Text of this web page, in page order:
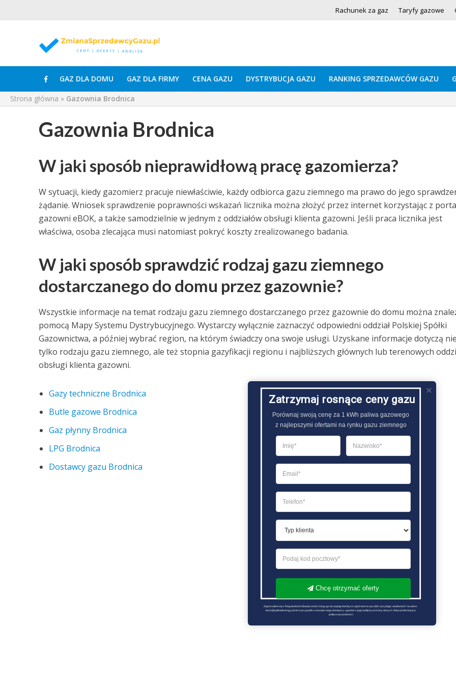
Rachunek za gaz Taryfy gazowe
GAZ DLA DOMU GAZ DLA FIRMY CENA GAZU DYSTRYBUCJA GAZU RANKING SPRZEDAWCÓW GAZU
Strona główna » Gazownia Brodnica
Gazownia Brodnica
W jaki sposób nieprawidłową pracę gazomierza?
W sytuacji, kiedy gazomierz pracuje niewłaściwie, każdy odbiorca gazu ziemnego ma prawo do jego
żądanie. Wniosek sprawdzenie poprawności wskazań licznika można złożyć przez internet korzystając z
gazowni eBOK, a także samodzielnie w jednym z oddziałów obsługi klienta gazowni. Jeśli praca licznika jest
właściwa, osoba zlecająca musi natomiast pokryć koszty zrealizowanego badania.
W jaki sposób sprawdzić rodzaj gazu ziemnego
dostarczanego do domu przez gazownie?
Wszystkie informacje na temat rodzaju gazu ziemnego dostarczanego przez gazownie do domu można
pomocą Mapy Systemu Dystrybucyjnego. Wystarczy wyłącznie zaznaczyć odpowiedni oddział Polskiej Spółki
Gazownictwa, a później wybrać region, na którym świadczy ona swoje usługi. Uzyskane informacje dotyczą nie
tylko rodzaju gazu ziemnego, ale też stopnia gazyfikacji regionu i najbliższych głównych lub terenowych
obsługi klienta gazowni.
Gazy techniczne Brodnica
Butle gazowe Brodnica
Gaz płynny Brodnica
LPG Brodnica
Dostawcy gazu Brodnica
Zatrzymaj rosnące ceny gazu
Porównaj swoją cenę za 1 kWh paliwa gazowego
z najlepszymi ofertami na rynku gazu ziemnego
Chcę otrzymać oferty
Zapoznałem się z Regulaminem Świadczenie Usług i go akceptuję Każdą ze zgód można wycofać wysyłając wiadomość na adres
biuro@optimalenergy.pl lub w przypadku zewnętrznego dostawcy, zgodnie z jego polityką ochrony danych. Więcej informacji w
polityce prywatności